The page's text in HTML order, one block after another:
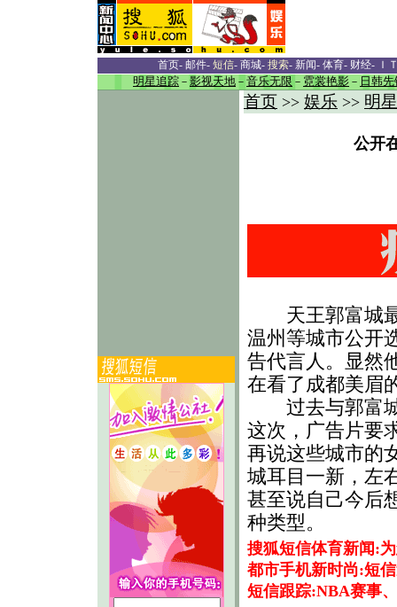
首页- 邮件- 短信- 商城- 搜索- 新闻- 体育- 财经- Ｉ
明星追踪 － 影视天地 － 音乐无限 － 霓裳艳影 － 日韩先
首页 >> 娱乐 >> 明
公开
天王郭富城最
温州等城市公开
告代言人。显然
在看了成都美眉
过去与郭富城
这次，广告片要
再说这些城市的
城耳目一新，左
甚至说自己今后
种类型。
搜狐短信体育新闻:
都市手机新时尚:短
短信跟踪:NBA赛事